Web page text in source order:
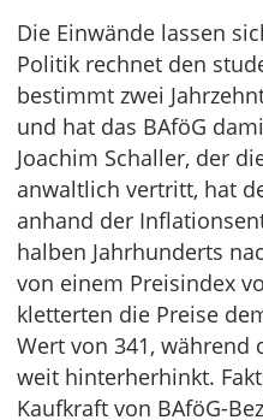
Die Einwände lassen
Politik rechnet den
bestimmt zwei
und hat das BAföG
Joachim Schaller, der
anwaltlich vertritt, hat
anhand der
halben Jahrhunderts
von einem Preisindex
kletterten die Preise
Wert von 341, während
weit hinterherhinkt.
Kaufkraft von BAföG-